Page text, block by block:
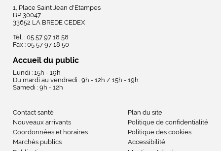
1, Place Saint Jean d'Etampes
BP 30047
33652 LA BREDE CEDEX
Tél. : 05 57 97 18 58
Fax : 05 57 97 18 50
Accueil du public
Lundi : 15h - 19h
Du mardi au vendredi : 9h - 12h / 15h - 19h
Samedi : 9h - 12h
Contact santé
Nouveaux arrivants
Coordonnées et horaires
Marchés publics
Plan du site
Politique de confidentialité
Politique des cookies
Accessibilité